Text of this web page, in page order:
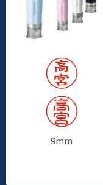
9mm